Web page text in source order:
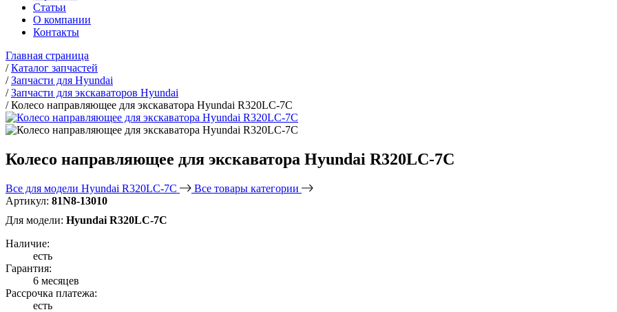
Статьи
О компании
Контакты
Главная страница
/Каталог запчастей
/Запчасти для Hyundai
/Запчасти для экскаваторов Hyundai
/Колесо направляющее для экскаватора Hyundai R320LC-7C
Колесо направляющее для экскаватора Hyundai R320LC-7C
Все для модели Hyundai R320LC-7C
Все товары категории
Артикул: 81N8-13010
Для модели: Hyundai R320LC-7C
Наличие:
есть
Гарантия:
6 месяцев
Рассрочка платежа:
есть